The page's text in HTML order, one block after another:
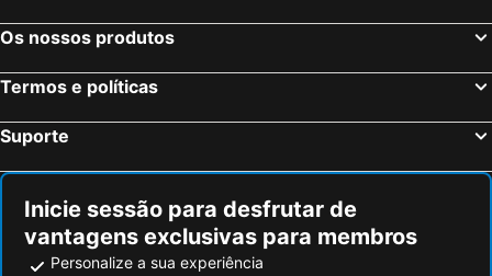
Os nossos produtos
Termos e políticas
Suporte
Inicie sessão para desfrutar de
vantagens exclusivas para membros
Personalize a sua experiência